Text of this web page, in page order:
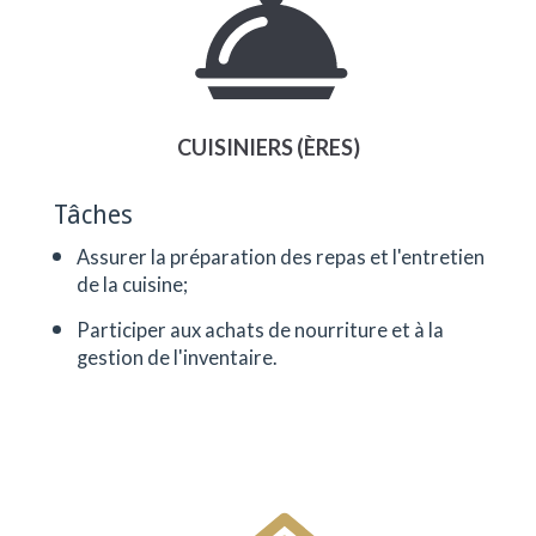
CUISINIERS (ÈRES)
Tâches
Assurer la préparation des repas et l'entretien
de la cuisine;
Participer aux achats de nourriture et à la
gestion de l'inventaire.